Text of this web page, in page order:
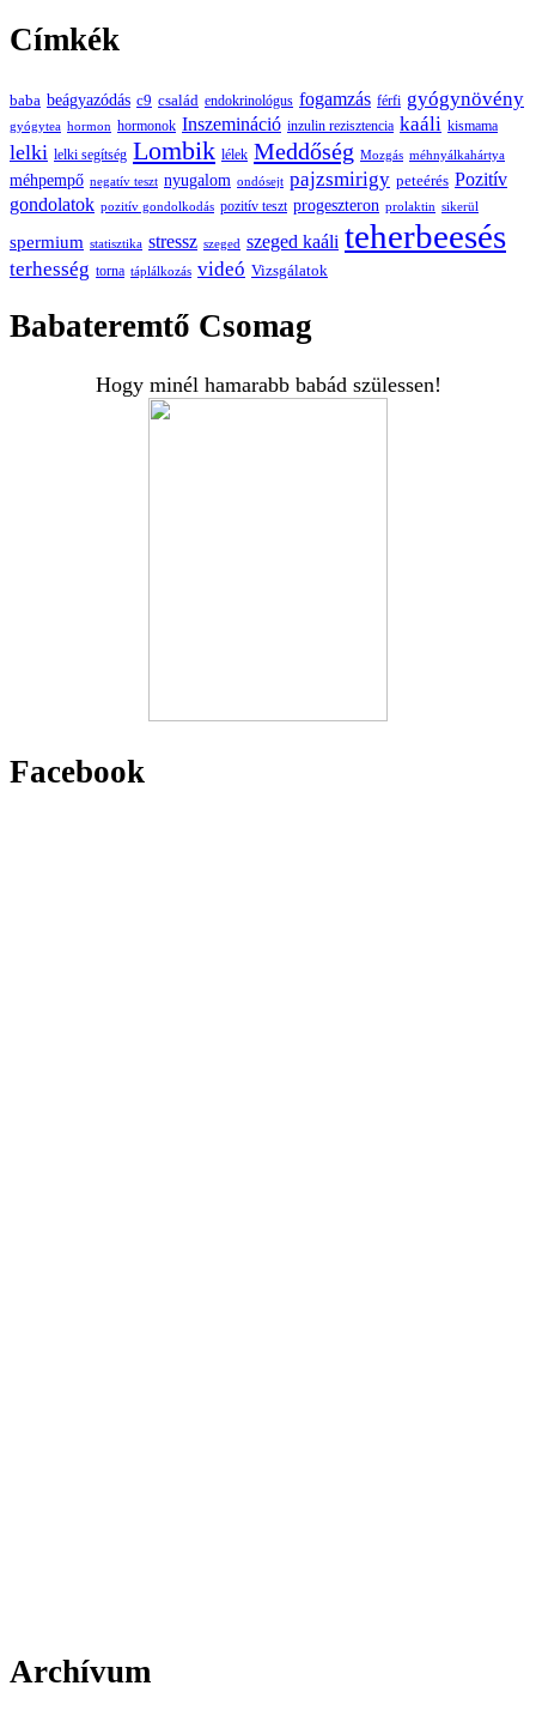
Címkék
baba beágyazódás c9 család endokrinológus fogamzás férfi gyógynövény
gyógytea hormon hormonok Inszemináció inzulin rezisztencia kaáli kismama
lelki lelki segítség Lombik lélek Meddőség Mozgás méhnyálkahártya
méhpempő negatív teszt nyugalom ondósejt pajzsmirigy peteérés Pozitív
gondolatok pozitív gondolkodás pozitív teszt progeszteron prolaktin sikerül
spermium statisztika stressz szeged szeged kaáli teherbeesés
terhesség torna táplálkozás videó Vizsgálatok
Babateremtő Csomag
Hogy minél hamarabb babád szülessen!
Facebook
Archívum